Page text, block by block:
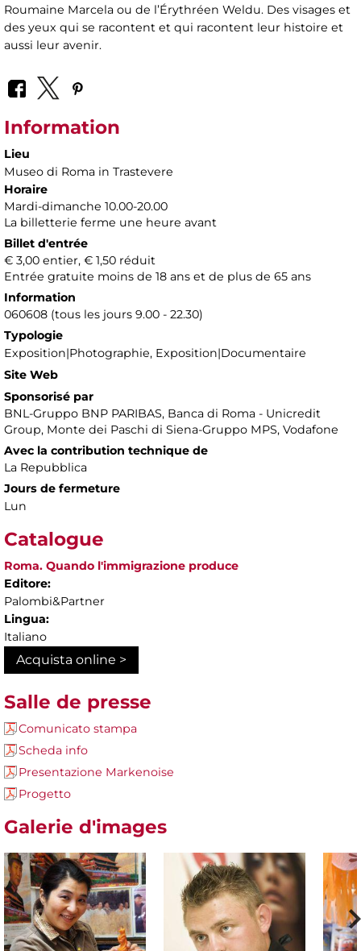
Roumaine Marcela ou de l’Érythréen Weldu. Des visages et
des yeux qui se racontent et qui racontent leur histoire et
aussi leur avenir.
Information
Lieu
Museo di Roma in Trastevere
Horaire
Mardi-dimanche 10.00-20.00
La billetterie ferme une heure avant
Billet d'entrée
€ 3,00 entier, € 1,50 réduit
Entrée gratuite moins de 18 ans et de plus de 65 ans
Information
060608 (tous les jours 9.00 - 22.30)
Typologie
Exposition|Photographie, Exposition|Documentaire
Site Web
Sponsorisé par
BNL-Gruppo BNP PARIBAS, Banca di Roma - Unicredit
Group, Monte dei Paschi di Siena-Gruppo MPS, Vodafone
Avec la contribution technique de
La Repubblica
Jours de fermeture
Lun
Catalogue
Roma. Quando l'immigrazione produce
Editore:
Palombi&Partner
Lingua:
Italiano
Acquista online >
Salle de presse
Comunicato stampa
Scheda info
Presentazione Markenoise
Progetto
Galerie d'images